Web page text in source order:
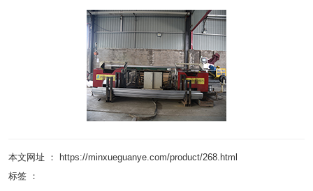
本文网址 ： https://minxueguanye.com/product/268.html
标签 ：